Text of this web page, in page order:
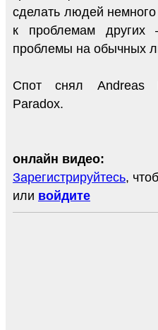
сделать людей
к проблемам
проблемы на обычных
Спот снял Andreas
Paradox.
онлайн видео:
Зарегистрируйтесь,
или войдите